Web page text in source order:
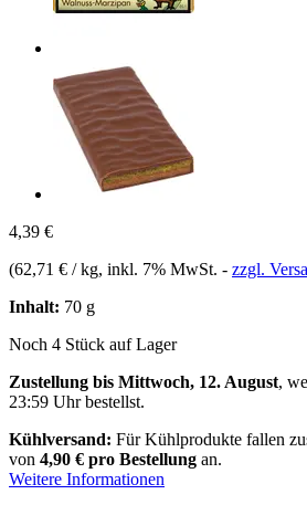
4,39 €
(62,71 € / kg, inkl. 7% MwSt. - zzgl.
Inhalt: 70 g
Noch 4 Stück auf Lager
Zustellung bis Mittwoch, 12. August,
23:59 Uhrbestellst.
Kühlversand: Für Kühlprodukte fallen
von 4,90 € pro Bestellung an.
Weitere Informationen